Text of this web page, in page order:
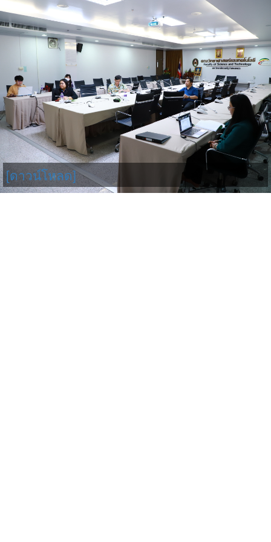
[ดาวน์โหลด]